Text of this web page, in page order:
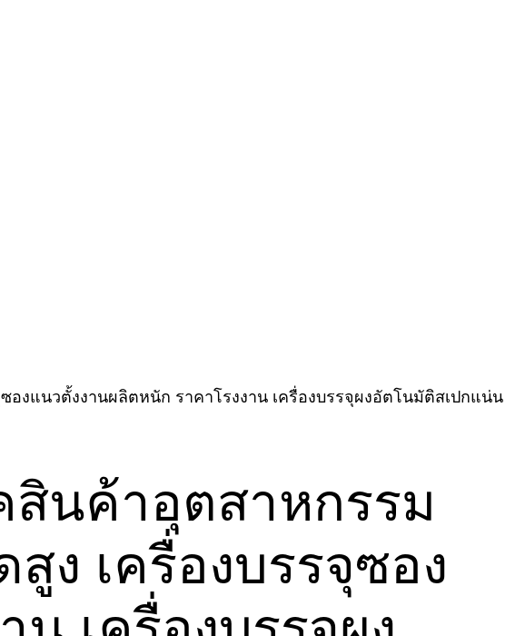
สินค้าอุตสาหกรรม
ง เครื่องบรรจุซอง